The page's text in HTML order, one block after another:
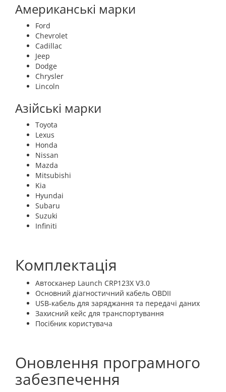
Американські марки
Ford
Chevrolet
Cadillac
Jeep
Dodge
Chrysler
Lincoln
Азійські марки
Toyota
Lexus
Honda
Nissan
Mazda
Mitsubishi
Kia
Hyundai
Subaru
Suzuki
Infiniti
Комплектація
Автосканер Launch CRP123X V3.0
Основний діагностичний кабель OBDII
USB-кабель для заряджання та передачі даних
Захисний кейс для транспортування
Посібник користувача
Оновлення програмного
забезпечення